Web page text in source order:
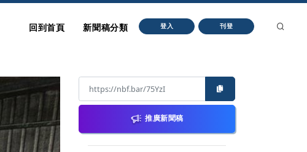
回到首頁 新聞稿分類 登入 刊登
推廣新聞稿